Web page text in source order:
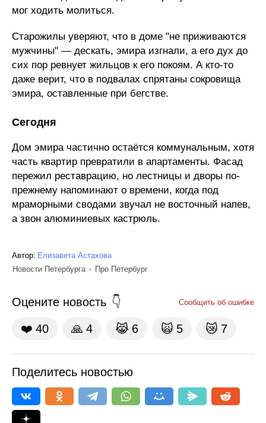
мог ходить молиться.
Старожилы уверяют, что в доме "не приживаются
мужчины" — дескать, эмира изгнали, а его дух до
сих пор ревнует жильцов к его покоям. А кто-то
даже верит, что в подвалах спрятаны сокровища
эмира, оставленные при бегстве.
Сегодня
Дом эмира частично остаётся коммунальным, хотя
часть квартир превратили в апартаменты. Фасад
пережил реставрацию, но лестницы и дворы по-
прежнему напоминают о времени, когда под
мраморными сводами звучал не восточный напев,
а звон алюминиевых кастрюль.
Автор: Елизавета Астахова
Новости Петербурга
Про Петербург
Оцените новость Сообщить об ошибке
❤️ 40 🙏 4 😹 6 🙀 5 😿 7
Поделитесь новостью